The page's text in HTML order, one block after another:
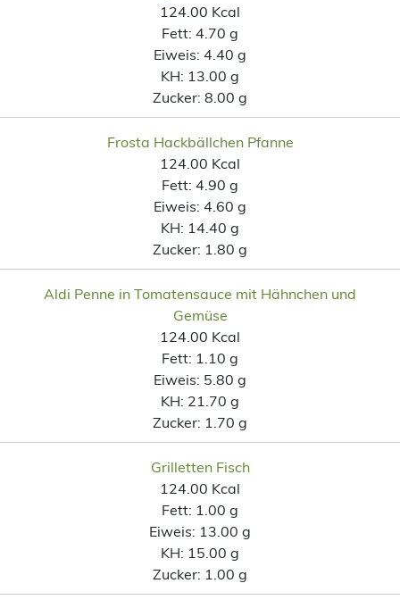
124.00 Kcal
Fett: 4.70 g
Eiweis: 4.40 g
KH: 13.00 g
Zucker: 8.00 g
Frosta Hackbällchen Pfanne
124.00 Kcal
Fett: 4.90 g
Eiweis: 4.60 g
KH: 14.40 g
Zucker: 1.80 g
Aldi Penne in Tomatensauce mit Hähnchen und
Gemüse
124.00 Kcal
Fett: 1.10 g
Eiweis: 5.80 g
KH: 21.70 g
Zucker: 1.70 g
Grilletten Fisch
124.00 Kcal
Fett: 1.00 g
Eiweis: 13.00 g
KH: 15.00 g
Zucker: 1.00 g